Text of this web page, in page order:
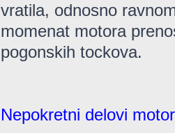
vratila, odnosno
momenat motora
pogonskih tockova.
Nepokretni delovi